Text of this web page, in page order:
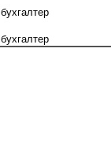
бухгалтер
бухгалтер